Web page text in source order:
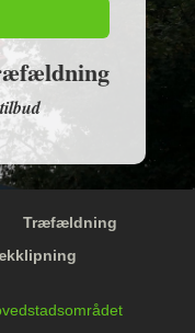
Træfældning